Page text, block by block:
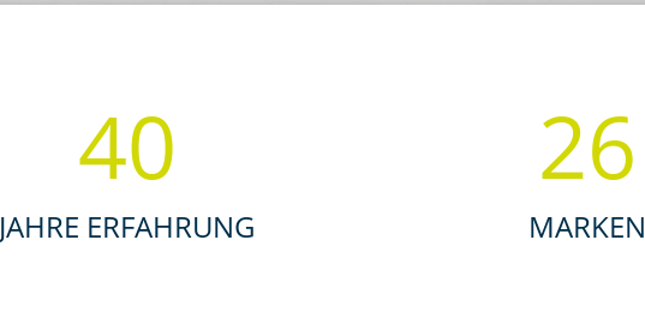
40
JAHRE ERFAHRUNG
26
MARKEN